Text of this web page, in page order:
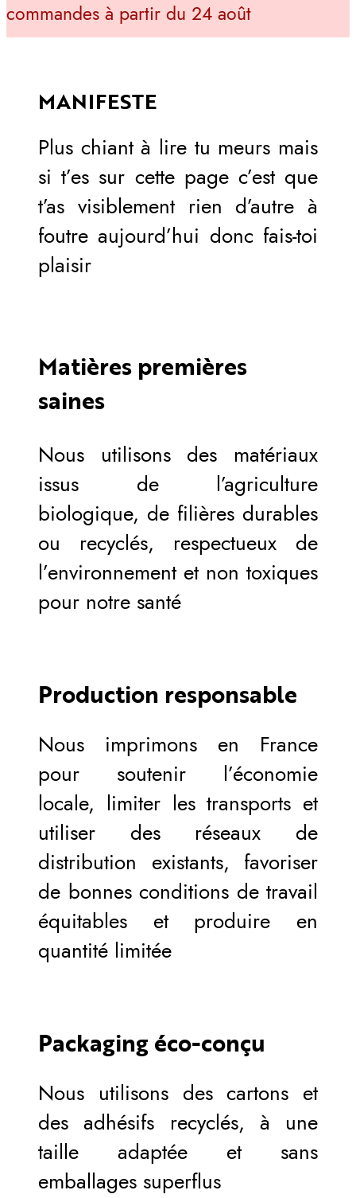
commandes à partir du 24 août
MANIFESTE
Plus chiant à lire tu meurs mais
si t’es sur cette page c’est que
t’as visiblement rien d’autre à
foutre aujourd’hui donc fais-toi
plaisir
Matières premières
saines
Nous utilisons des matériaux
issus de l’agriculture
biologique, de filières durables
ou recyclés, respectueux de
l’environnement et non toxiques
pour notre santé
Production responsable
Nous imprimons en France
pour soutenir l’économie
locale, limiter les transports et
utiliser des réseaux de
distribution existants, favoriser
de bonnes conditions de travail
équitables et produire en
quantité limitée
Packaging éco-conçu​
Nous utilisons des cartons et
des adhésifs recyclés, à une
taille adaptée et sans
emballages superflus